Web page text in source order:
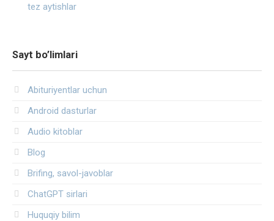
tez aytishlar
Sayt bo’limlari
Abituriyentlar uchun
Android dasturlar
Audio kitoblar
Blog
Brifing, savol-javoblar
ChatGPT sirlari
Huquqiy bilim